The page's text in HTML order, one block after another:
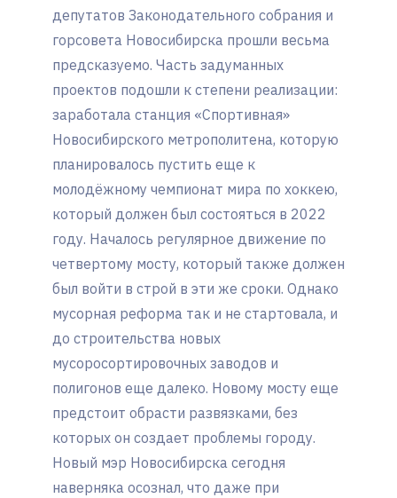
депутатов Законодательного собрания и
горсовета Новосибирска прошли весьма
предсказуемо. Часть задуманных
проектов подошли к степени реализации:
заработала станция «Спортивная»
Новосибирского метрополитена, которую
планировалось пустить еще к
молодёжному чемпионат мира по хоккею,
который должен был состояться в 2022
году. Началось регулярное движение по
четвертому мосту, который также должен
был войти в строй в эти же сроки. Однако
мусорная реформа так и не стартовала, и
до строительства новых
мусоросортировочных заводов и
полигонов еще далеко. Новому мосту еще
предстоит обрасти развязками, без
которых он создает проблемы городу.
Новый мэр Новосибирска сегодня
наверняка осознал, что даже при